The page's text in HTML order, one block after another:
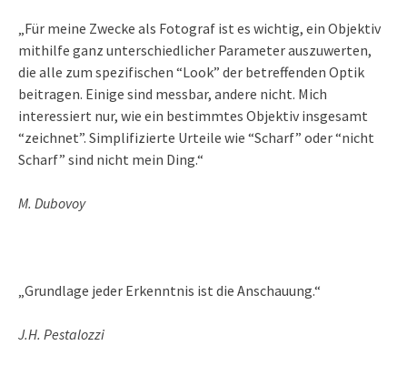
„Für meine Zwecke als Fotograf ist es wichtig, ein Objektiv
mithilfe ganz unterschiedlicher Parameter auszuwerten,
die alle zum spezifischen “Look” der betreffenden Optik
beitragen. Einige sind messbar, andere nicht. Mich
interessiert nur, wie ein bestimmtes Objektiv insgesamt
“zeichnet”. Simplifizierte Urteile wie “Scharf” oder “nicht
Scharf” sind nicht mein Ding.“
M. Dubovoy
„Grundlage jeder Erkenntnis ist die Anschauung.“
J.H. Pestalozzi